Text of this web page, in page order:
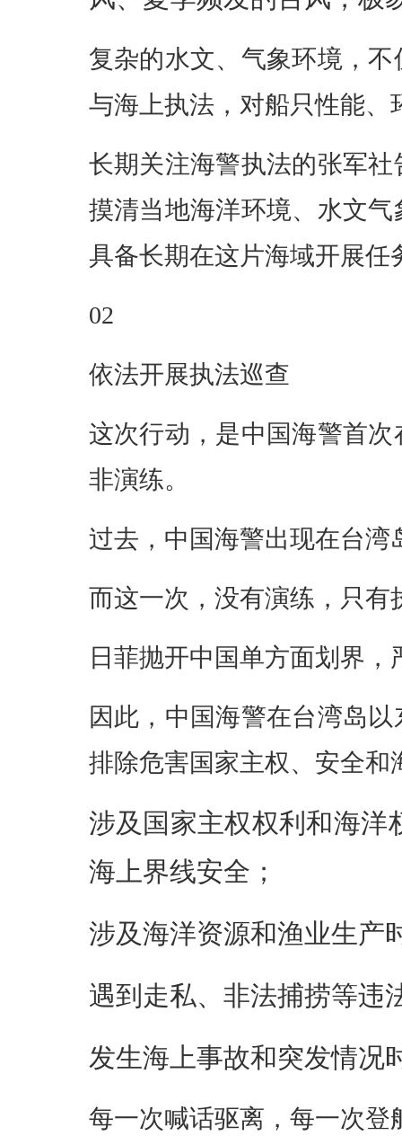
复杂的水文、气象环境，
与海上执法，对船只性能
长期关注海警执法的张军
摸清当地海洋环境、水文
具备长期在这片海域开展任
02
依法开展执法巡查
这次行动，是中国海警首
非演练。
过去，中国海警出现在台
而这一次，没有演练，只有
日菲抛开中国单方面划界
因此，中国海警在台湾岛
排除危害国家主权、安全
涉及国家主权权利和海洋
海上界线安全；
涉及海洋资源和渔业生产
遇到走私、非法捕捞等违
发生海上事故和突发情况
每一次喊话驱离，每一次